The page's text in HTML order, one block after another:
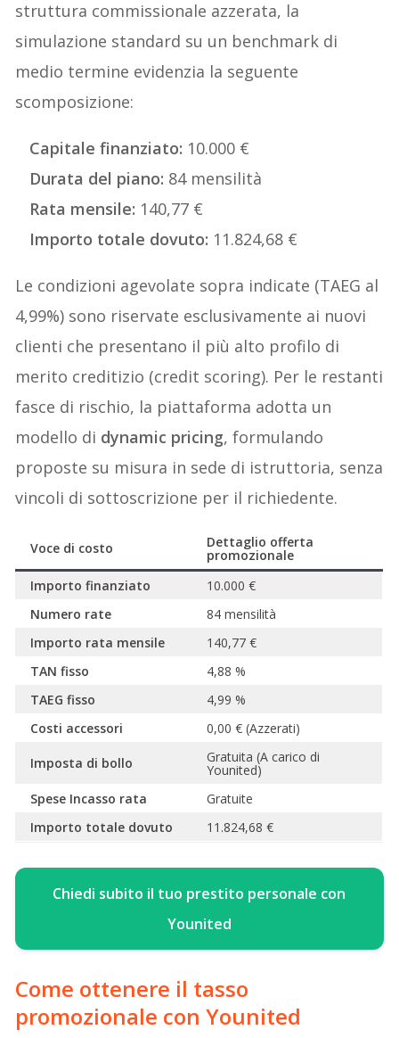
struttura commissionale azzerata, la
simulazione standard su un benchmark di
medio termine evidenzia la seguente
scomposizione:
Capitale finanziato: 10.000 €
Durata del piano: 84 mensilità
Rata mensile: 140,77 €
Importo totale dovuto: 11.824,68 €
Le condizioni agevolate sopra indicate (TAEG al
4,99%) sono riservate esclusivamente ai nuovi
clienti che presentano il più alto profilo di
merito creditizio (credit scoring). Per le restanti
fasce di rischio, la piattaforma adotta un
modello di dynamic pricing, formulando
proposte su misura in sede di istruttoria, senza
vincoli di sottoscrizione per il richiedente.
Voce di costo Dettaglio offerta
promozionale
Importo finanziato
10.000 €
Numero rate
84 mensilità
Importo rata mensile
140,77 €
TAN fisso
4,88 %
TAEG fisso
4,99 %
Costi accessori
0,00 € (Azzerati)
Imposta di bollo Gratuita (A carico di
Younited)
Spese Incasso rata
Gratuite
Importo totale dovuto
11.824,68 €
Chiedi subito il tuo prestito personale con
Younited
Come ottenere il tasso
promozionale con Younited